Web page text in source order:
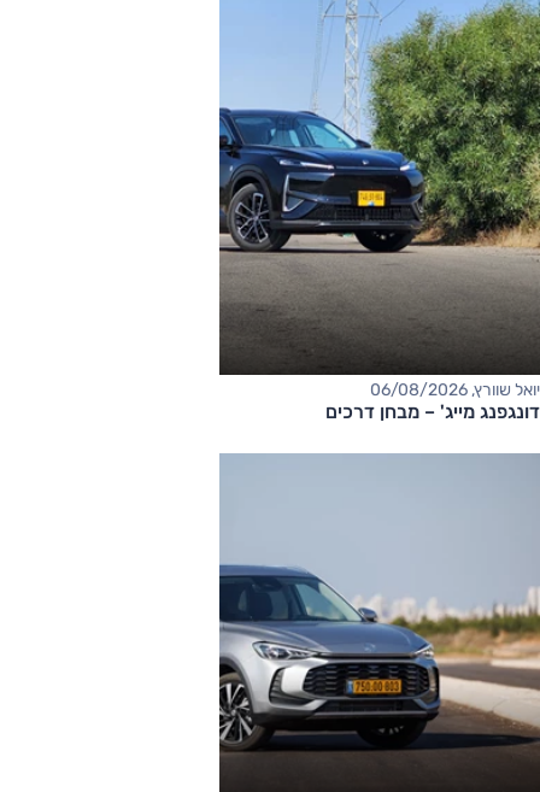
יואל שוורץ, 06/08/2026
דונגפנג מייג' – מבחן דרכים